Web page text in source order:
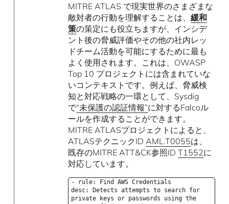
MITRE ATLAS で現実世界のさまざまな
敵対者の行動を理解することは、緩和
策の策定にも役立ちますが、インシデ
ント後の脅威評価やその他の社内レッ
ドチーム活動を可能にするために最も
よく使用されます。これは、OWASP
Top 10 プロジェクトには含まれていな
いコンテキストです。例えば、脅威検
知と対応戦略の一環として、Sysdig
で“未保護の認証情報”に対するFalcoル
ールを作成することができます。
MITRE ATLASプロジェクトによると、
ATLASテクニックID AML.T0055は、
既存のMITRE ATT&CK参照IDT1552に
対応しています。
- rule: Find AWS Credentials
desc: Detects attempts to search for
private keys or passwords using the